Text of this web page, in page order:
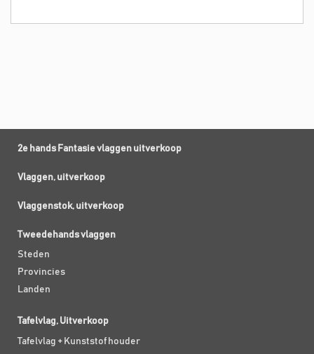
2e hands Fantasie vlaggen uitverkoop
Vlaggen, uitverkoop
Vlaggenstok, uitverkoop
Tweedehands vlaggen
Steden
Provincies
Landen
Tafelvlag, Uitverkoop
Tafelvlag + Kunststof houder